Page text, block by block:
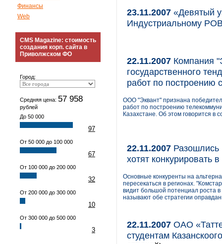
Финансы
Web
CMS Magazine: стоимость
создания корп. сайта в
Приволжском ФО
Город:
Средняя цена: 57 958
рублей
До 50 000
97
От 50 000 до 100 000
67
От 100 000 до 200 000
32
От 200 000 до 300 000
10
От 300 000 до 500 000
3
23.11.2007 «Девятый
Индустриальному
22.11.2007 Компания
государственного
работ по построению
ООО "Эквант" признана
работ по построению
Казахстане. Об этом говорится
22.11.2007 Разошлись
хотят конкурировать
Основные конкуренты на
пересекаться в регионах.
видит большой потенциал роста
называют обе стратегии
22.11.2007 ОАО
студентам